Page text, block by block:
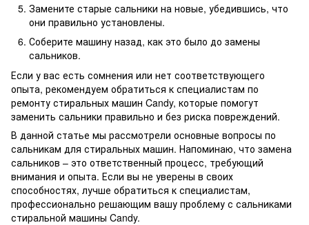
Замените старые сальники на новые, убедившись, что
они правильно установлены.
Соберите машину назад, как это было до замены
сальников.
Если у вас есть сомнения или нет соответствующего
опыта, рекомендуем обратиться к специалистам по
ремонту стиральных машин Candy, которые помогут
заменить сальники правильно и без риска повреждений.
В данной статье мы рассмотрели основные вопросы по
сальникам для стиральных машин. Напоминаю, что замена
сальников – это ответственный процесс, требующий
внимания и опыта. Если вы не уверены в своих
способностях, лучше обратиться к специалистам,
профессионально решающим вашу проблему с сальниками
стиральной машины Candy.